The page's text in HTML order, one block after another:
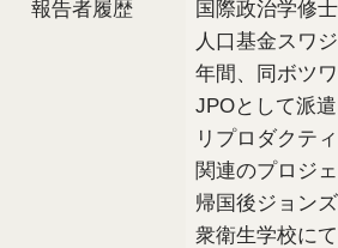
報告者履歴
国際政治学修
人口基金スワ
年間、同ボツ
JPOとして派遣
リプロダクテ
関連のプロジ
帰国後ジョン
衆衛生学校に